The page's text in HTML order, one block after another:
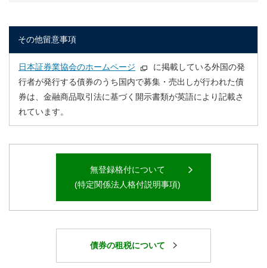
その他留意事項
日本証券業協会のホームページ
に掲載している外国の発
行者が発行する債券のうち国内で募集・売出しが行われた債
券は、金融商品取引法に基づく開示書類が英語により記載さ
れています。
無登録格付について
(特定関係法人格付説明事項)
債券の租税について